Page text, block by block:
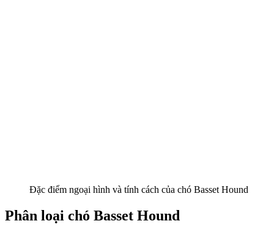
Đặc điểm ngoại hình và tính cách của chó Basset Hound
Phân loại chó Basset Hound